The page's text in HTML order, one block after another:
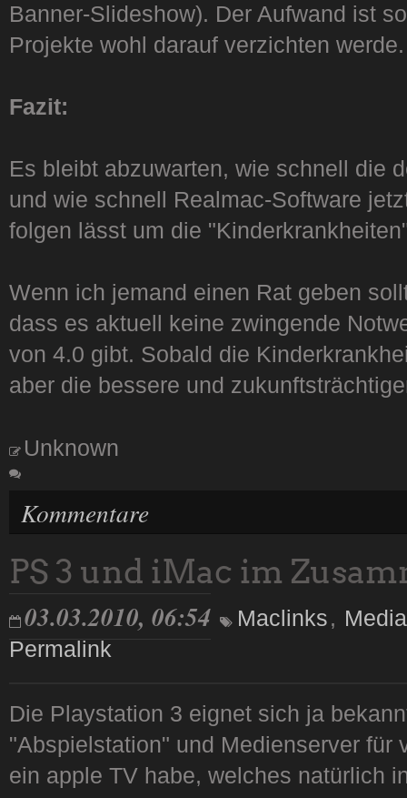
Banner-Slideshow). Der Aufwand ist
Projekte wohl darauf verzichten werde.
Fazit:
Es bleibt abzuwarten, wie schnell die
und wie schnell Realmac-Software
folgen lässt um die
Wenn ich jemand einen Rat geben
dass es aktuell keine zwingende
von 4.0 gibt. Sobald die
aber die bessere und
Unknown
Kommentare
PS 3 und iMac im
03.03.2010, 06:54
Maclinks,
Permalink
Die Playstation 3 eignet sich ja
"Abspielstation" und Medienserver für
ein apple TV habe, welches natürlich